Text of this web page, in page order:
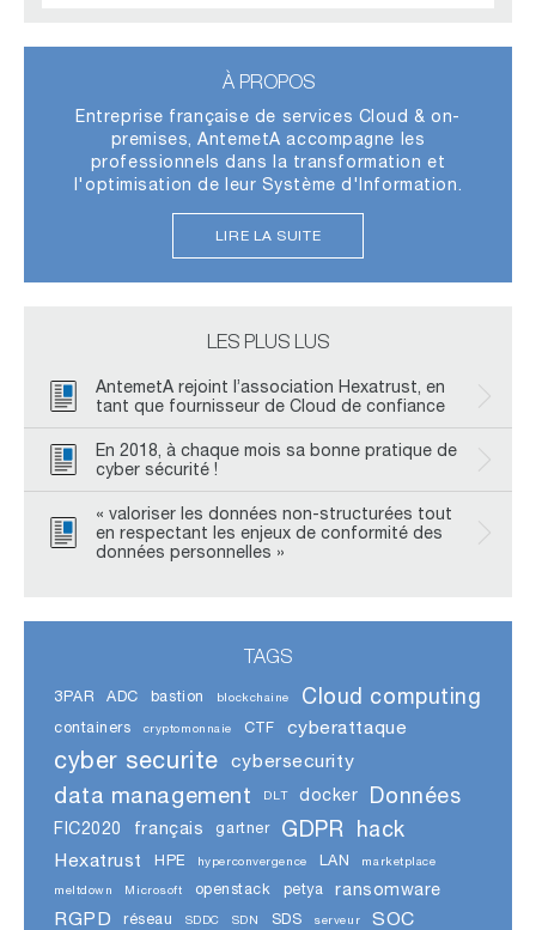
À PROPOS
Entreprise française de services Cloud & on-
premises, AntemetA accompagne les
professionnels dans la transformation et
l'optimisation de leur Système d'Information.
LIRE LA SUITE
LES PLUS LUS
AntemetA rejoint l’association Hexatrust, en
tant que fournisseur de Cloud de confiance
En 2018, à chaque mois sa bonne pratique de
cyber sécurité !
« valoriser les données non-structurées tout
en respectant les enjeux de conformité des
données personnelles »
TAGS
3PAR ADC bastion blockchaine Cloud computing
containers cryptomonnaie CTF cyberattaque
cyber securite cybersecurity
data management DLT docker Données
FIC2020 français gartner GDPR hack
Hexatrust HPE hyperconvergence LAN marketplace
meltdown Microsoft openstack petya ransomware
RGPD réseau SDDC SDN SDS serveur SOC